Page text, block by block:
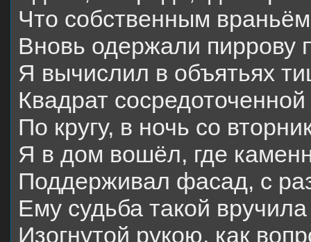
Что собственным
Вновь одержали пиррову
Я вычислил в объятьях
Квадрат
По кругу, в ночь со
Я в дом вошёл, где
Поддерживал фасад, с
Ему судьба такой вручила
Изогнутой рукою, как